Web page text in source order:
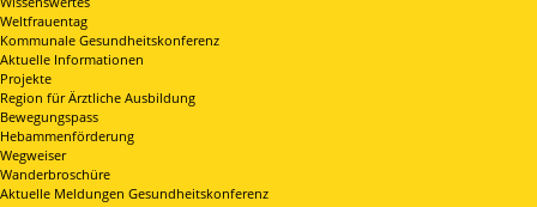
Weltfrauentag
Kommunale Gesundheitskonferenz
Aktuelle Informationen
Projekte
Region für Ärztliche Ausbildung
Bewegungspass
Hebammenförderung
Wegweiser
Wanderbroschüre
Aktuelle Meldungen Gesundheitskonferenz